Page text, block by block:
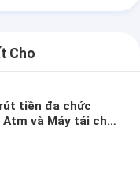
Cho
tiền đa chức
Atm và Máy tái chế